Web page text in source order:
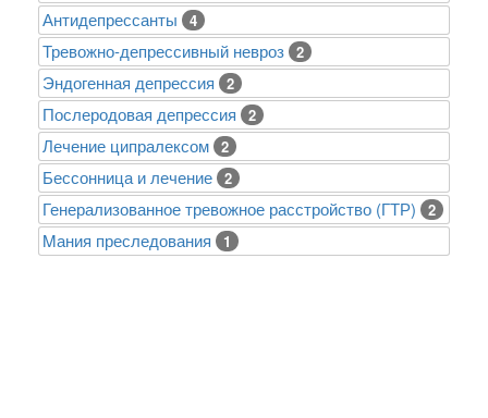
Антидепрессанты 4
Тревожно-депрессивный невроз 2
Эндогенная депрессия 2
Послеродовая депрессия 2
Лечение ципралексом 2
Бессонница и лечение 2
Генерализованное тревожное расстройство (ГТР) 2
Mания преследования 1